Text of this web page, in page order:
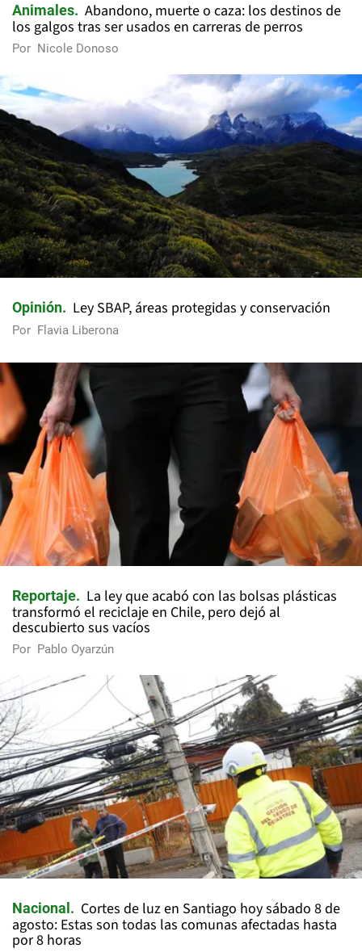
Animales
Abandono, muerte o caza: los destinos de
los galgos tras ser usados en carreras de perros
Por Nicole Donoso
Opinión Ley SBAP, áreas protegidas y conservación
Por Flavia Liberona
Reportaje
La ley que acabó con las bolsas plásticas
transformó el reciclaje en Chile, pero dejó al
descubierto sus vacíos
Por Pablo Oyarzún
Nacional
Cortes de luz en Santiago hoy sábado 8 de
agosto: Estas son todas las comunas afectadas hasta
por 8 horas